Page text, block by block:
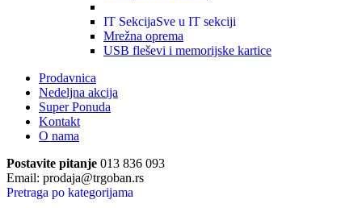
IT SekcijaSve u IT sekciji
Mrežna oprema
USB fleševi i memorijske kartice
Prodavnica
Nedeljna akcija
Super Ponuda
Kontakt
O nama
Postavite pitanje 013 836 093
Email: prodaja@trgoban.rs
Pretraga po kategorijama